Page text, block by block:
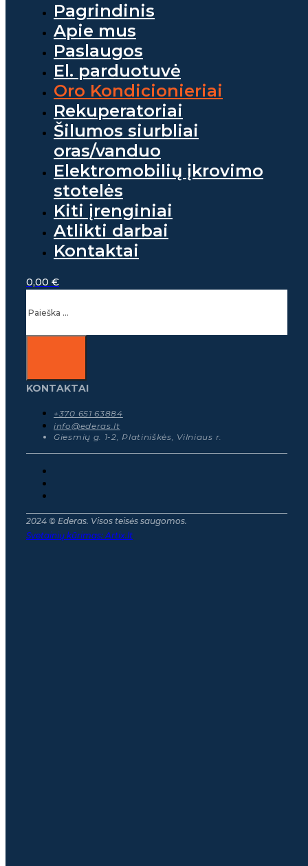
Pagrindinis
Apie mus
Paslaugos
El. parduotuvė
Oro Kondicionieriai
Rekuperatoriai
Šilumos siurbliai
oras/vanduo
Elektromobilių įkrovimo
stotelės
Kiti įrenginiai
Atlikti darbai
Kontaktai
0,00 €
KONTAKTAI
+370 651 63884
info@ederas.lt
Giesmių g. 1-2, Platiniškės, Vilniaus r.
2024 © Ederas. Visos teisės saugomos.
Svetainių kūrimas:Artix.lt